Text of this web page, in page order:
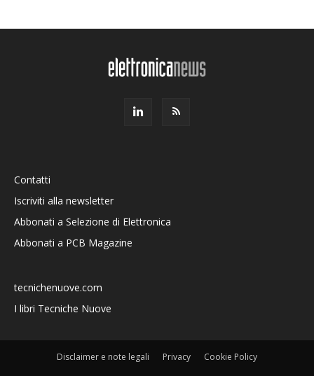
Contatti
Iscriviti alla newsletter
Abbonati a Selezione di Elettronica
Abbonati a PCB Magazine
tecnichenuove.com
I libri Tecniche Nuove
Disclaimer e note legali Privacy Cookie Policy